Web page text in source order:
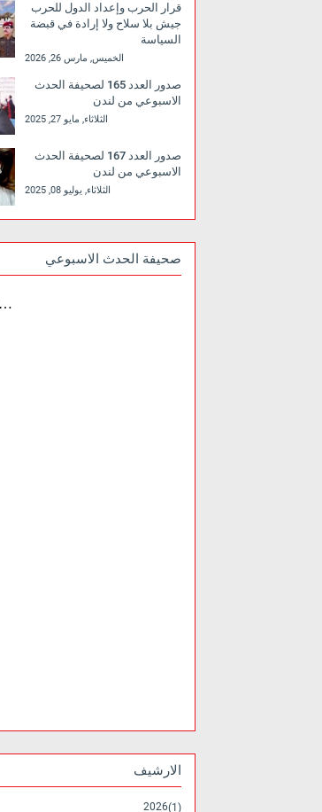
قرار الحرب وإعداد الدول للحرب
جيش بلا سلاح ولا إرادة في قبضة
السياسة
الخميس, مارس 26, 2026
صدور العدد 165 لصحيفة الحدث
الاسبوعي من لندن
الثلاثاء, مايو 27, 2025
صدور العدد 167 لصحيفة الحدث
الاسبوعي من لندن
الثلاثاء, يوليو 08, 2025
صحيفة الحدث الاسبوعي
الارشيف
2026 (1)